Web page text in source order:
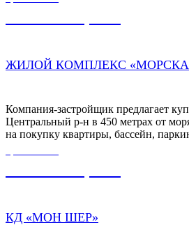
ЖИЛОЙ КОМПЛЕКС
Компания-застройщик предлагает
Центральный р-н в 450 метрах от
на покупку квартиры, бассейн,
КД «МОН ШЕР»